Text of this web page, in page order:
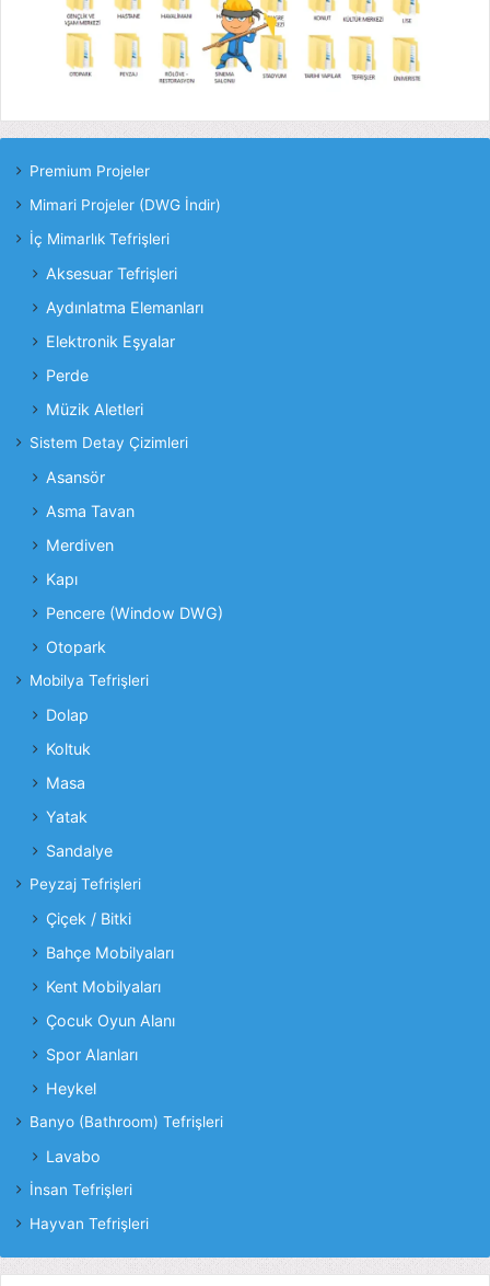
Premium Projeler
Mimari Projeler (DWG İndir)
İç Mimarlık Tefrişleri
Aksesuar Tefrişleri
Aydınlatma Elemanları
Elektronik Eşyalar
Perde
Müzik Aletleri
Sistem Detay Çizimleri
Asansör
Asma Tavan
Merdiven
Kapı
Pencere (Window DWG)
Otopark
Mobilya Tefrişleri
Dolap
Koltuk
Masa
Yatak
Sandalye
Peyzaj Tefrişleri
Çiçek / Bitki
Bahçe Mobilyaları
Kent Mobilyaları
Çocuk Oyun Alanı
Spor Alanları
Heykel
Banyo (Bathroom) Tefrişleri
Lavabo
İnsan Tefrişleri
Hayvan Tefrişleri